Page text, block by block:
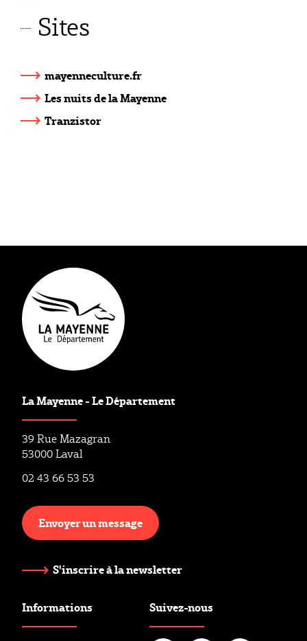
Sites
mayenneculture.fr
Les nuits de la Mayenne
Tranzistor
Intervenant en faveur du spectacle vivant et des arts
Mayenne Culture favorise l’innovation, les projets
La Mayenne - Le Département
39 Rue Mazagran
53000 Laval
02 43 66 53 53
Envoyer un message
S'inscrire à la newsletter
Informations Suivez-nous